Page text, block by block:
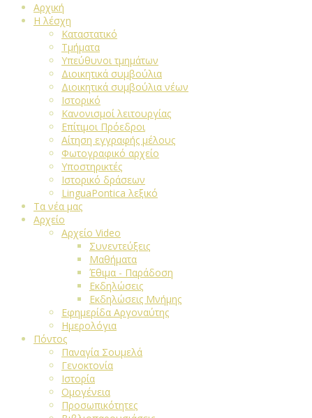
Αρχική
Η λέσχη
Καταστατικό
Τμήματα
Υπεύθυνοι τμημάτων
Διοικητικά συμβούλια
Διοικητικά συμβούλια νέων
Ιστορικό
Κανονισμοί λειτουργίας
Επίτιμοι Πρόεδροι
Αίτηση εγγραφής μέλους
Φωτογραφικό αρχείο
Υποστηρικτές
Ιστορικό δράσεων
LinguaPontica λεξικό
Τα νέα μας
Αρχείο
Αρχείο Video
Συνεντεύξεις
Μαθήματα
Έθιμα - Παράδοση
Εκδηλώσεις
Εκδηλώσεις Μνήμης
Εφημερίδα Αργοναύτης
Ημερολόγια
Πόντος
Παναγία Σουμελά
Γενοκτονία
Ιστορία
Ομογένεια
Προσωπικότητες